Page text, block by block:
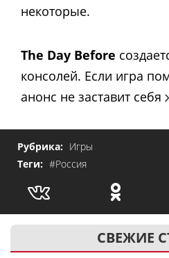
некоторые.
The Day Before
консолей. Если игра
анонс не заставит себя
Рубрика: Игры
Теги: #Россия
СВЕЖИЕ